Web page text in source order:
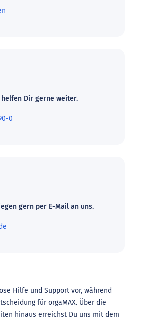
helfen Dir gerne weiter.
0
gern per E-Mail an uns.
Hilfe und Support vor, während
für orgaMAX. Über die
hinaus erreichst Du uns mit dem